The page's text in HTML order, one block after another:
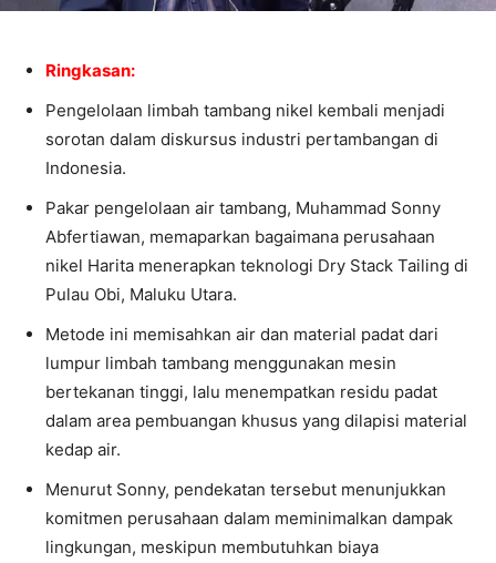
Ringkasan:
Pengelolaan limbah tambang nikel kembali menjadi
sorotan dalam diskursus industri pertambangan di
Indonesia.
Pakar pengelolaan air tambang, Muhammad Sonny
Abfertiawan, memaparkan bagaimana perusahaan
nikel Harita menerapkan teknologi Dry Stack Tailing di
Pulau Obi, Maluku Utara.
Metode ini memisahkan air dan material padat dari
lumpur limbah tambang menggunakan mesin
bertekanan tinggi, lalu menempatkan residu padat
dalam area pembuangan khusus yang dilapisi material
kedap air.
Menurut Sonny, pendekatan tersebut menunjukkan
komitmen perusahaan dalam meminimalkan dampak
lingkungan, meskipun membutuhkan biaya